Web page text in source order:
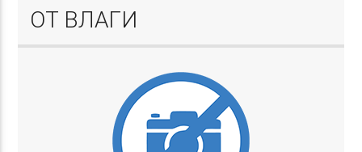
ОТ ВЛАГИ